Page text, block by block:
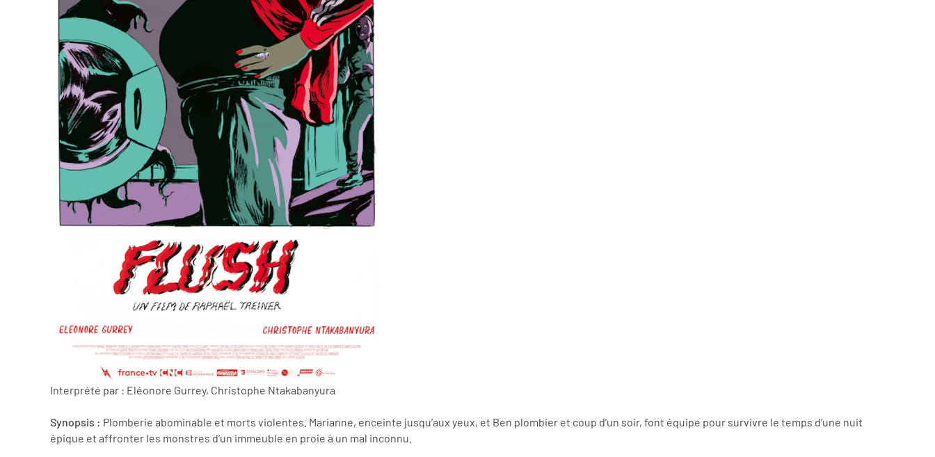
Interprété par : Eléonore Gurrey, Christophe Ntakabanyura
Synopsis : Plomberie abominable et morts violentes. Marianne, enceinte jusqu’aux yeux, et Ben plombier et coup d’un soir, font équipe pour survivre le temps d’une nuit
épique et affronter les monstres d’un immeuble en proie à un mal inconnu.